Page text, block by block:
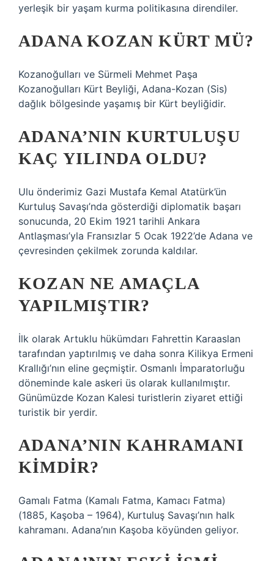
yerleşik bir yaşam kurma politikasına direndiler.
ADANA KOZAN KÜRT MÜ?
Kozanoğulları ve Sürmeli Mehmet Paşa
Kozanoğulları Kürt Beyliği, Adana-Kozan (Sis)
dağlık bölgesinde yaşamış bir Kürt beyliğidir.
ADANA’NIN KURTULUŞU
KAÇ YILINDA OLDU?
Ulu önderimiz Gazi Mustafa Kemal Atatürk’ün
Kurtuluş Savaşı’nda gösterdiği diplomatik başarı
sonucunda, 20 Ekim 1921 tarihli Ankara
Antlaşması’yla Fransızlar 5 Ocak 1922’de Adana ve
çevresinden çekilmek zorunda kaldılar.
KOZAN NE AMAÇLA
YAPILMIŞTIR?
İlk olarak Artuklu hükümdarı Fahrettin Karaaslan
tarafından yaptırılmış ve daha sonra Kilikya Ermeni
Krallığı’nın eline geçmiştir. Osmanlı İmparatorluğu
döneminde kale askeri üs olarak kullanılmıştır.
Günümüzde Kozan Kalesi turistlerin ziyaret ettiği
turistik bir yerdir.
ADANA’NIN KAHRAMANI
KIMDIR?
Gamalı Fatma (Kamalı Fatma, Kamacı Fatma)
(1885, Kaşoba – 1964), Kurtuluş Savaşı’nın halk
kahramanı. Adana’nın Kaşoba köyünden geliyor.